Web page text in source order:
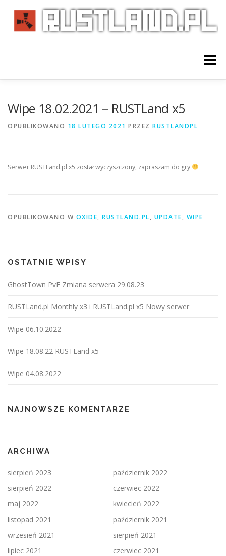
Menu
Wipe 18.02.2021 – RUSTLand x5
OPUBLIKOWANO 18 LUTEGO 2021 PRZEZ RUSTLANDPL
Serwer RUSTLand.pl x5 został wyczyszczony, zapraszam do gry
OPUBLIKOWANO W OXIDE, RUSTLAND.PL, UPDATE, WIPE
OSTATNIE WPISY
GhostTown PvE Zmiana serwera 29.08.23
RUSTLand.pl Monthly x3 i RUSTLand.pl x5 Nowy serwer
Wipe 06.10.2022
Wipe 18.08.22 RUSTLand x5
Wipe 04.08.2022
NAJNOWSZE KOMENTARZE
ARCHIWA
sierpień 2023
październik 2022
sierpień 2022
czerwiec 2022
maj 2022
kwiecień 2022
listopad 2021
październik 2021
wrzesień 2021
sierpień 2021
lipiec 2021
czerwiec 2021